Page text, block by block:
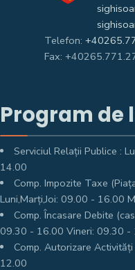
Telefon:
Fax:
Program de
Serviciul Relații Publice :
14.00
Comp. Impozite Taxe
Luni,Marți,Joi: 09.00 - 16.00
Comp. Încasare Debite
09.30 - 16.00 Vineri: 09.30 -
Comp. Autorizare
12.00